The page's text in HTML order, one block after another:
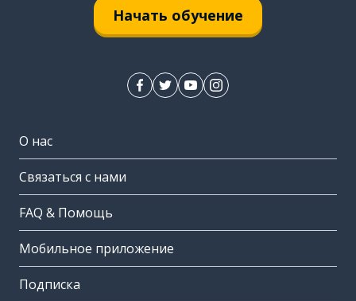
Начать обучение
О нас
Связаться с нами
FAQ & Помощь
Мобильное приложение
Подписка